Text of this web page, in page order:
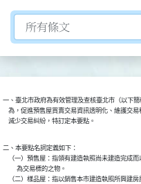
切換選擇法規資訊內容
一、臺北市政府為有效管理及查核臺北市（以下
為，促進預售屋買賣交易資訊透明化、維護交
    減少交易糾紛，特訂定本要點。
二、本要點名詞定義如下：
（一）預售屋：指領有建造執照尚未建造完成
          為交易標的之物。
（二）樣品屋：指以銷售本市建造執照所興建